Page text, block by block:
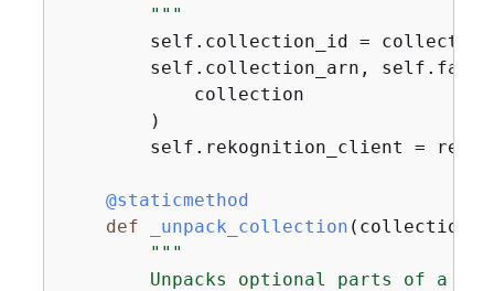
        """
self.collection_id =
self.collection_arn,
            collection
        )
self.rekognition_client =
    @staticmethod
def
_unpack_collection ( collection
"""
Unpacks optional parts of a